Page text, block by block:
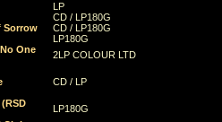
LP
CD / LP180G
Sorrow
CD / LP180G
LP180G
One
2LP COLOUR LTD
CD / LP
LP180G